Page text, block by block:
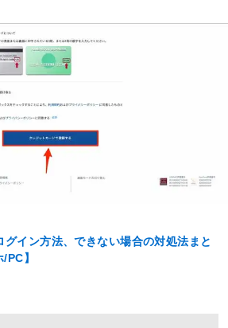
イン方法、できない場合の対処法まと
PC】